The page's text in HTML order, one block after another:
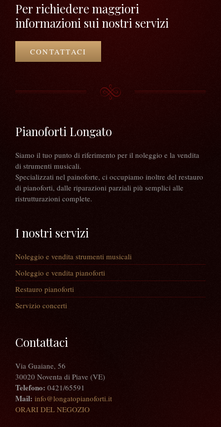
Per richiedere maggiori
informazioni sui nostri servizi
CONTATTACI
Pianoforti Longato
Siamo il tuo punto di riferimento per il noleggio e la vendita
di strumenti musicali.
Specializzati nel painoforte, ci occupiamo inoltre del restauro
di pianoforti, dalle riparazioni parziali più semplici alle
ristrutturazioni complete.
I nostri servizi
Noleggio e vendita strumenti musicali
Noleggio e vendita pianoforti
Restauro pianoforti
Servizio concerti
Contattaci
Via Guaiane, 56
30020 Noventa di Piave (VE)
Telefono: 0421/65591
Mail: info@longatopianoforti.it
ORARI DEL NEGOZIO